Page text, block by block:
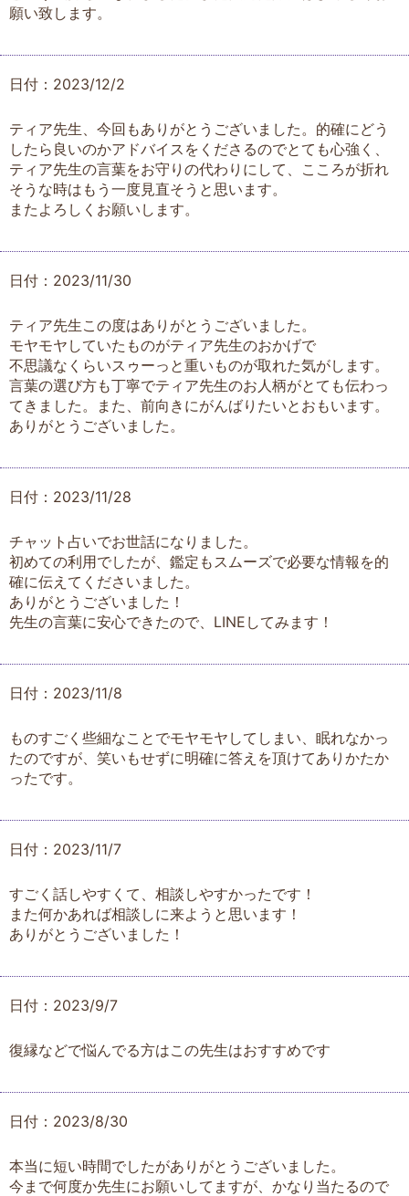
願い致します。
日付：2023/12/2
ティア先生、今回もありがとうございました。的確にどう
したら良いのかアドバイスをくださるのでとても心強く、
ティア先生の言葉をお守りの代わりにして、こころが折れ
そうな時はもう一度見直そうと思います。
またよろしくお願いします。
日付：2023/11/30
ティア先生この度はありがとうございました。
モヤモヤしていたものがティア先生のおかげで
不思議なくらいスゥーっと重いものが取れた気がします。
言葉の選び方も丁寧でティア先生のお人柄がとても伝わっ
てきました。また、前向きにがんばりたいとおもいます。
ありがとうございました。
日付：2023/11/28
チャット占いでお世話になりました。
初めての利用でしたが、鑑定もスムーズで必要な情報を的
確に伝えてくださいました。
ありがとうございました！
先生の言葉に安心できたので、LINEしてみます！
日付：2023/11/8
ものすごく些細なことでモヤモヤしてしまい、眠れなかっ
たのですが、笑いもせずに明確に答えを頂けてありかたか
ったです。
日付：2023/11/7
すごく話しやすくて、相談しやすかったです！
また何かあれば相談しに来ようと思います！
ありがとうございました！
日付：2023/9/7
復縁などで悩んでる方はこの先生はおすすめです
日付：2023/8/30
本当に短い時間でしたがありがとうございました。
今まで何度か先生にお願いしてますが、かなり当たるので